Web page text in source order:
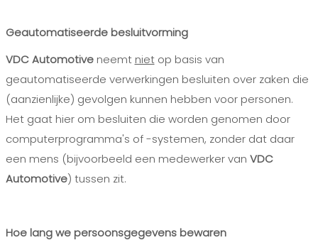
Geautomatiseerde besluitvorming
VDC Automotiveneemt nietop basis van
geautomatiseerde verwerkingen besluiten over zaken die
(aanzienlijke) gevolgen kunnen hebben voor personen.
Het gaat hier om besluiten die worden genomen door
computerprogramma's of -systemen, zonder dat daar
een mens (bijvoorbeeld een medewerker van VDC
Automotive) tussen zit.
Hoe lang we persoonsgegevens bewaren